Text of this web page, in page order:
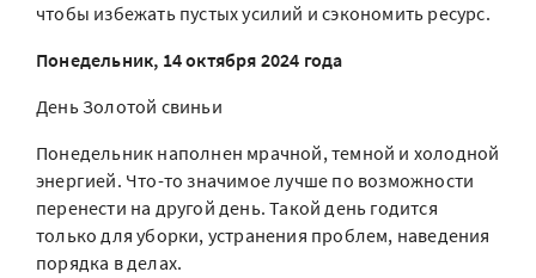
чтобы избежать пустых усилий и сэкономить ресурс.
Понедельник, 14 октября 2024 года
День Золотой свиньи
Понедельник наполнен мрачной, темной и холодной
энергией. Что-то значимое лучше по возможности
перенести на другой день. Такой день годится
только для уборки, устранения проблем, наведения
порядка в делах.